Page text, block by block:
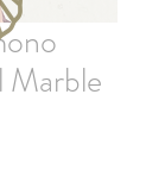
Marble